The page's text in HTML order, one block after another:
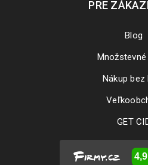
PRE
Blog
Nákup bez
GET